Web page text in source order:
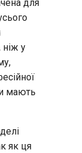
для
ніж у
мають
як ця